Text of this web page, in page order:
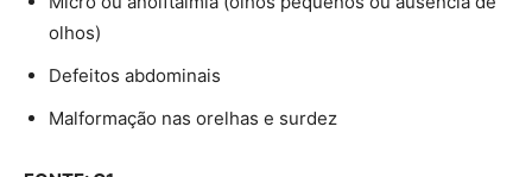
olhos)
Defeitos abdominais
Malformação nas orelhas e surdez